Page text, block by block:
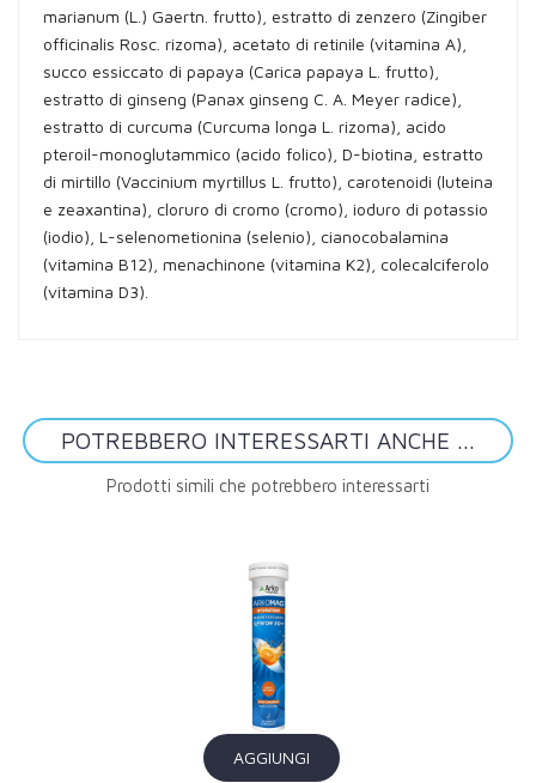
marianum (L.) Gaertn. frutto), estratto di zenzero (Zingiber
officinalis Rosc. rizoma), acetato di retinile (vitamina A),
succo essiccato di papaya (Carica papaya L. frutto),
estratto di ginseng (Panax ginseng C. A. Meyer radice),
estratto di curcuma (Curcuma longa L. rizoma), acido
pteroil-monoglutammico (acido folico), D-biotina, estratto
di mirtillo (Vaccinium myrtillus L. frutto), carotenoidi (luteina
e zeaxantina), cloruro di cromo (cromo), ioduro di potassio
(iodio), L-selenometionina (selenio), cianocobalamina
(vitamina B12), menachinone (vitamina K2), colecalciferolo
(vitamina D3).
POTREBBERO INTERESSARTI ANCHE ...
Prodotti simili che potrebbero interessarti
AGGIUNGI